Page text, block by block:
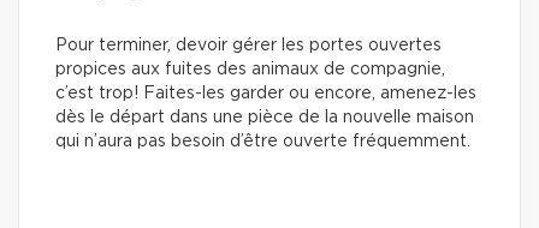
Pour terminer, devoir gérer les portes ouvertes
propices aux fuites des animaux de compagnie,
c’est trop! Faites-les garder ou encore, amenez-les
dès le départ dans une pièce de la nouvelle maison
qui n’aura pas besoin d’être ouverte fréquemment.